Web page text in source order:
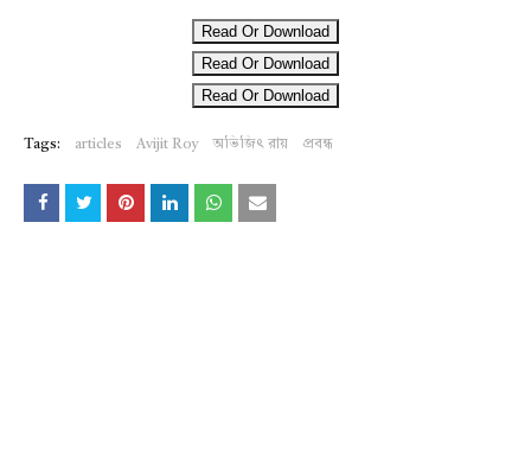
Read Or Download
Read Or Download
Read Or Download
Tags: articles Avijit Roy অভিজিৎ রায় প্রবন্ধ